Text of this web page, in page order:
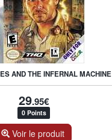
AND THE INFERNAL MACHINE
29.95€
0 Points
Voir le produit